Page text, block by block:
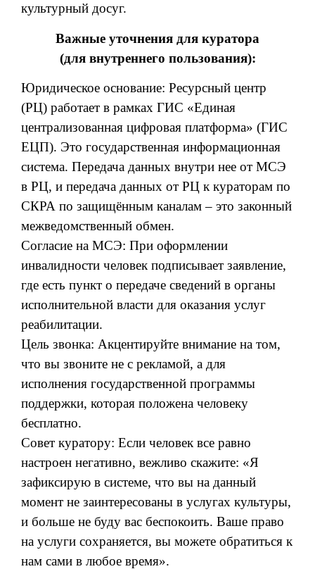
культурный досуг.
Важные уточнения для куратора
(для внутреннего пользования):
Юридическое основание: Ресурсный центр
(РЦ) работает в рамках ГИС «Единая
централизованная цифровая платформа» (ГИС
ЕЦП). Это государственная информационная
система. Передача данных внутри нее от МСЭ
в РЦ, и передача данных от РЦ к кураторам по
СКРА по защищённым каналам – это законный
межведомственный обмен.
Согласие на МСЭ: При оформлении
инвалидности человек подписывает заявление,
где есть пункт о передаче сведений в органы
исполнительной власти для оказания услуг
реабилитации.
Цель звонка: Акцентируйте внимание на том,
что вы звоните не с рекламой, а для
исполнения государственной программы
поддержки, которая положена человеку
бесплатно.
Совет куратору: Если человек все равно
настроен негативно, вежливо скажите: «Я
зафиксирую в системе, что вы на данный
момент не заинтересованы в услугах культуры,
и больше не буду вас беспокоить. Ваше право
на услуги сохраняется, вы можете обратиться к
нам сами в любое время».